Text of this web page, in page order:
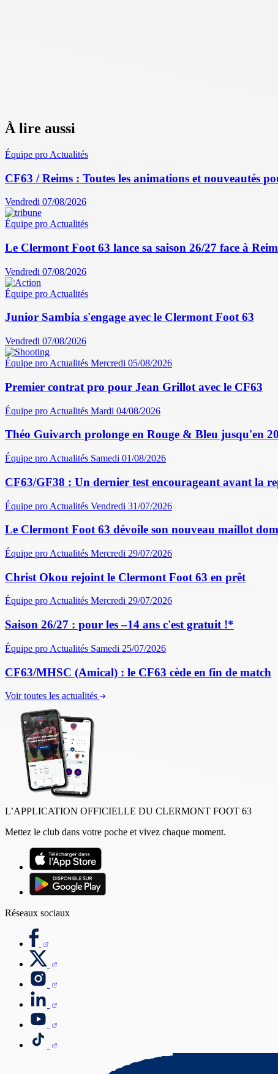
À lire aussi
Équipe pro Actualités
CF63 / Reims : Toutes les animations et nouveautés
Vendredi 07/08/2026
Équipe pro Actualités
Le Clermont Foot 63 lance sa saison 26/27 face à
Vendredi 07/08/2026
Équipe pro Actualités
Junior Sambia s'engage avec le Clermont Foot 63
Vendredi 07/08/2026
Équipe pro Actualités Mercredi 05/08/2026
Premier contrat pro pour Jean Grillot avec le CF63
Équipe pro Actualités Mardi 04/08/2026
Théo Guivarch prolonge en Rouge & Bleu jusqu'en
Équipe pro Actualités Samedi 01/08/2026
CF63/GF38 : Un dernier test encourageant avant la
Équipe pro Actualités Vendredi 31/07/2026
Le Clermont Foot 63 dévoile son nouveau maillot
Équipe pro Actualités Mercredi 29/07/2026
Christ Okou rejoint le Clermont Foot 63 en prêt
Équipe pro Actualités Mercredi 29/07/2026
Saison 26/27 : pour les –14 ans c'est gratuit !*
Équipe pro Actualités Samedi 25/07/2026
CF63/MHSC (Amical) : le CF63 cède en fin de match
Voir toutes les actualités
L’APPLICATION OFFICIELLE DU CLERMONT FOOT 63
Mettez le club dans votre poche et vivez chaque moment.
Réseaux sociaux